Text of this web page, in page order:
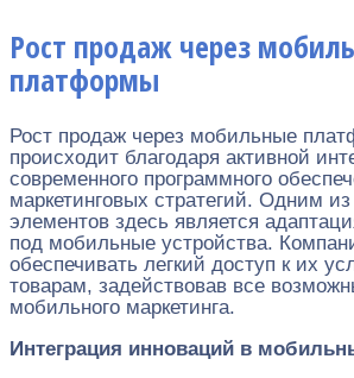
Рост продаж через
платформы
Рост продаж через мобильные
происходит благодаря активной
современного программного
маркетинговых стратегий. Одним
элементов здесь является
под мобильные устройства.
обеспечивать легкий доступ к их
товарам, задействовав все
мобильного маркетинга.
Интеграция инноваций в